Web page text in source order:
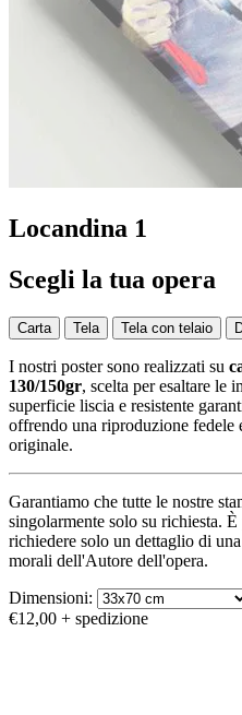
Locandina 1
Scegli la tua opera
Carta Tela Tela con telaio
I nostri poster sono realizzati su
130/150gr, scelta per esaltare le
superficie liscia e resistente
offrendo una riproduzione fedele
originale.
Garantiamo che tutte le nostre
singolarmente solo su richiesta.
richiedere solo un dettaglio di
morali dell'Autore dell'opera.
Dimensioni:
€12,00 + spedizione